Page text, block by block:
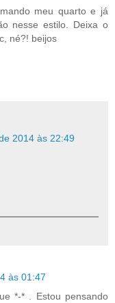
meu quarto e já
nesse estilo. Deixa o
né?! beijos
2014 às 22:49
às 01:47
*-* . Estou pensando